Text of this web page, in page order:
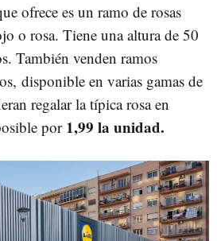
ofrece es un ramo de rosas
o rosa. Tiene una altura de 50
También venden ramos
disponible en varias gamas de
regalar la típica rosa en
por 1,99 la unidad.